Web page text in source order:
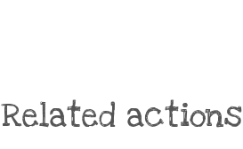
Related actions